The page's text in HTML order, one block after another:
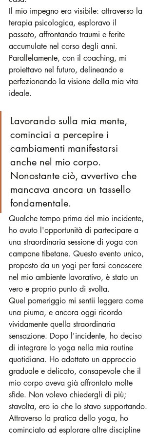
Il mio impegno era visibile: attraverso la
terapia psicologica, esploravo il
passato, affrontando traumi e ferite
accumulate nel corso degli anni.
Parallelamente, con il coaching, mi
proiettavo nel futuro, delineando e
perfezionando la visione della mia vita
ideale.
Lavorando sulla mia mente,
cominciai a percepire i
cambiamenti manifestarsi
anche nel mio corpo.
Nonostante ciò, avvertivo che
mancava ancora un tassello
fondamentale.
Qualche tempo prima del mio incidente,
ho avuto l'opportunità di partecipare a
una straordinaria sessione di yoga con
campane tibetane. Questo evento unico,
proposto da un yogi per farsi conoscere
nel mio ambiente lavorativo, è stato un
vero e proprio punto di svolta.
Quel pomeriggio mi sentii leggera come
una piuma, e ancora oggi ricordo
vividamente quella straordinaria
sensazione. Dopo l'incidente, ho deciso
di integrare lo yoga nella mia routine
quotidiana. Ho adottato un approccio
graduale e delicato, consapevole che il
mio corpo aveva già affrontato molte
sfide. Non volevo chiedergli di più;
stavolta, ero io che lo stavo supportando.
Attraverso la pratica dello yoga, ho
cominciato ad esplorare altre discipline